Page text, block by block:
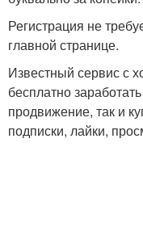
Регистрация не
главной странице.
Известный сервис с
бесплатно
продвижение, так и
подписки, лайки,